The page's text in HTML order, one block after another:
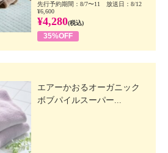
先行予約期間：8/7〜11 放送日：8/12
¥6,600
¥4,280(税込)
35%OFF
エアーかおるオーガニック
ボブパイルスーパー...